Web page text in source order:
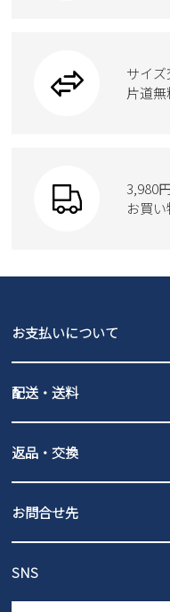
ウェア
moz
ブーツ
Parade
GAP
new balance
瞬足
トートバッグサイ
片道無
3,980
お買
お支払いについて
PayPay（オンライン決済）
配送・送料
北海道・本州・四国・九州
3,980円（税込）以上お買い
発送日・送料詳細については
ご利用ください。
全国一律…220円（税込）
発送日・送料詳細について
ご利用ください。
返品・交換
の片道無料サービスを実施中
ントとしても安心してご利
お問合せ先
営業時間：11時～17時
SNS